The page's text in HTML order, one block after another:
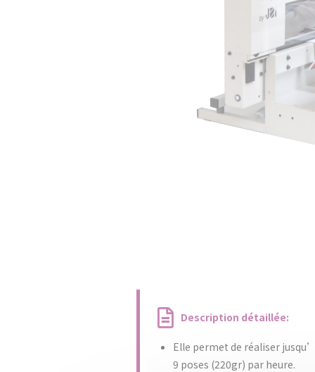
Description détaillée:
Elle permet de réaliser
9 poses (220gr) par heure.